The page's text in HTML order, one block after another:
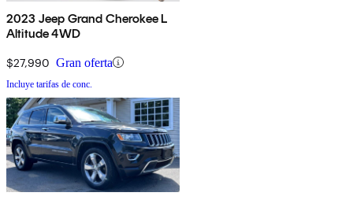
2023 Jeep Grand Cherokee L
Altitude 4WD
$27,990 Gran oferta
Incluye tarifas de conc.